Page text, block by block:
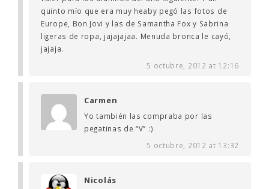
quinto mío que era muy heaby pegó las fotos de
Europe, Bon Jovi y las de Samantha Fox y Sabrina
ligeras de ropa, jajajajaa. Menuda bronca le cayó,
jajaja.
5 octubre, 2012 at 12:16
Carmen
Yo también las compraba por las
pegatinas de “V” :)
5 octubre, 2012 at 13:32
Nicolás